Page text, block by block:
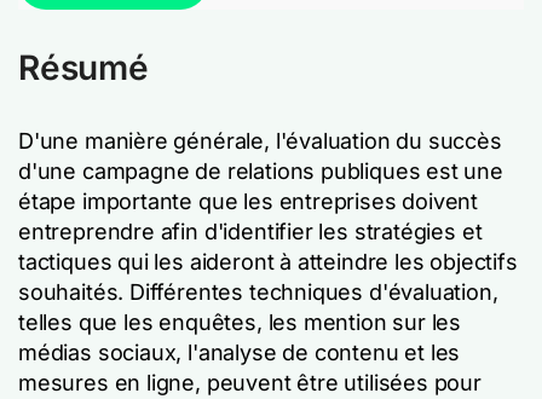
Résumé
D'une manière générale, l'évaluation du succès
d'une campagne de relations publiques est une
étape importante que les entreprises doivent
entreprendre afin d'identifier les stratégies et
tactiques qui les aideront à atteindre les objectifs
souhaités. Différentes techniques d'évaluation,
telles que les enquêtes, les mention sur les
médias sociaux, l'analyse de contenu et les
mesures en ligne, peuvent être utilisées pour